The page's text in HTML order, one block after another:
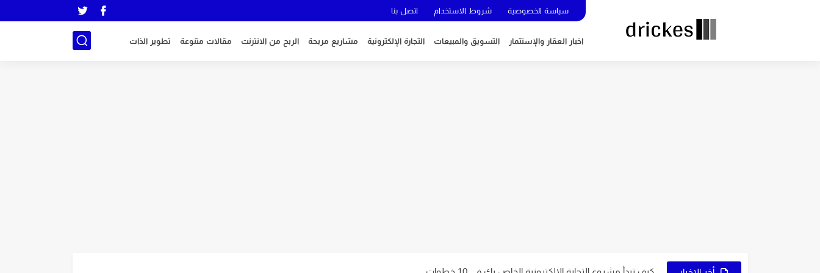
سياسة الخصوصية شروط الاستخدام اتصل بنا
اخبار العقار والإستتمار التسويق والمبيعات التجارة الإلكترونية مشاريع مربحة الربح من الانترنت مقالات متنوعة تطوير الذات